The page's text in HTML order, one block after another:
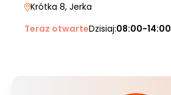
Krótka 8, Jerka
Teraz otwarteDzisiaj:08:00-14:00